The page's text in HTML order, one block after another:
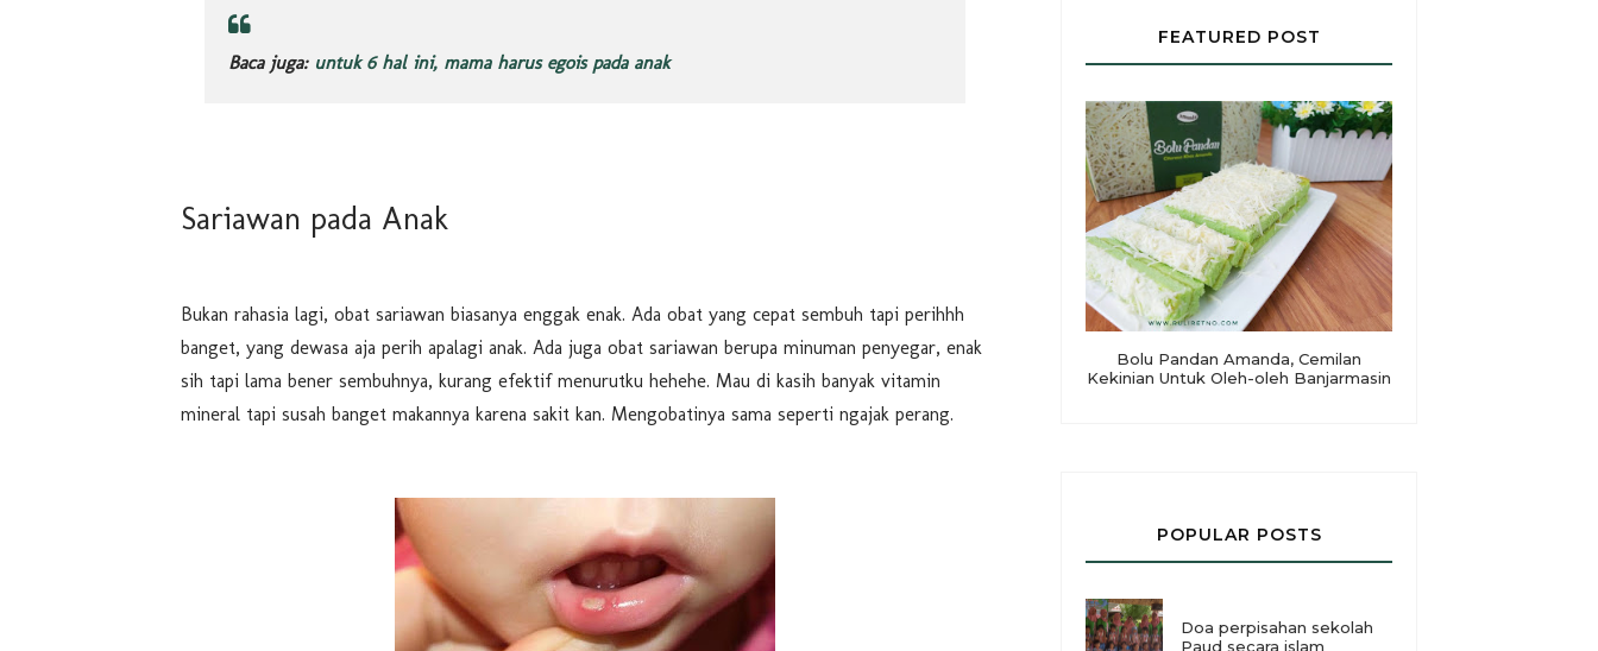
Baca juga: untuk 6 hal ini, mama harus egois pada anak
Sariawan pada Anak
Bukan rahasia lagi, obat sariawan biasanya enggak enak. Ada obat yang cepat sembuh tapi perihhh
banget, yang dewasa aja perih apalagi anak. Ada juga obat sariawan berupa minuman penyegar, enak
sih tapi lama bener sembuhnya, kurang efektif menurutku hehehe. Mau di kasih banyak vitamin
mineral tapi susah banget makannya karena sakit kan. Mengobatinya sama seperti ngajak perang.
FEATURED POST
Bolu Pandan Amanda, Cemilan
Kekinian Untuk Oleh-oleh Banjarmasin
POPULAR POSTS
Doa perpisahan sekolah
Paud secara islam